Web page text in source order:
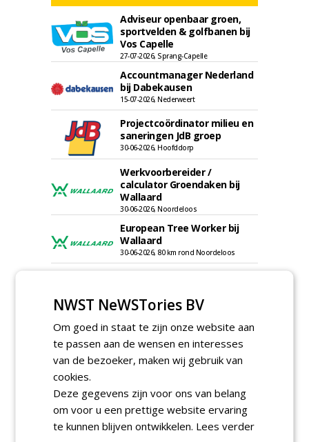
Adviseur openbaar groen,
sportvelden & golfbanen bij
Vos Capelle
27-07-2026, Sprang-Capelle
Accountmanager Nederland
bij Dabekausen
15-07-2026, Nederweert
Projectcoördinator milieu en
saneringen JdB groep
30-06-2026, Hoofddorp
Werkvoorbereider /
calculator Groendaken bij
Wallaard
30-06-2026, Noordeloos
European Tree Worker bij
Wallaard
30-06-2026, 80 km rond Noordeloos
30-06-2026, 80 km rond Noordeloos
Werkvoorbereider
groenbeheer (32-40 uur per
week) bij SmitsRinsma
24-06-2026, Zutphen en op project locatie
(32-40 uur) bij SmitsRinsma
24-06-2026, Zutphen
meer Groene Banen
NWST NeWSTories BV
Om goed in staat te zijn onze website aan
te passen aan de wensen en interesses
van de bezoeker, maken wij gebruik van
cookies.
Deze gegevens zijn voor ons van belang
om voor u een prettige website ervaring
te kunnen blijven ontwikkelen. Lees verder